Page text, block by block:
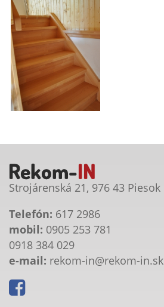
Strojárenská 21, 976 43 Piesok
Telefón: 617 2986
mobil: 0905 253 781
0918 384 029
e-mail: rekom-in@rekom-in.sk